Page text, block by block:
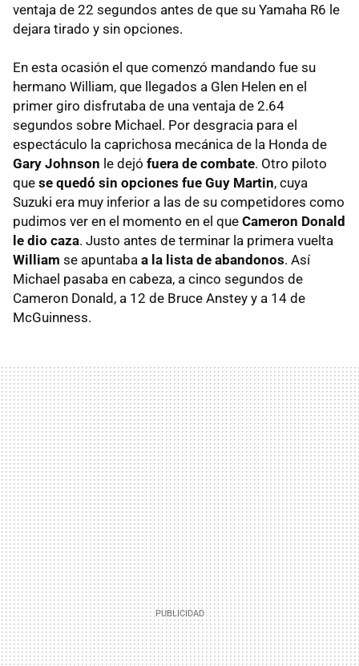
ventaja de 22 segundos antes de que su Yamaha R6 le
dejara tirado y sin opciones.
En esta ocasión el que comenzó mandando fue su
hermano William, que llegados a Glen Helen en el
primer giro disfrutaba de una ventaja de 2.64
segundos sobre Michael. Por desgracia para el
espectáculo la caprichosa mecánica de la Honda de
Gary Johnson le dejó fuera de combate. Otro piloto
que se quedó sin opciones fue Guy Martin, cuya
Suzuki era muy inferior a las de su competidores como
pudimos ver en el momento en el que Cameron Donald
le dio caza. Justo antes de terminar la primera vuelta
William se apuntaba a la lista de abandonos. Así
Michael pasaba en cabeza, a cinco segundos de
Cameron Donald, a 12 de Bruce Anstey y a 14 de
McGuinness.